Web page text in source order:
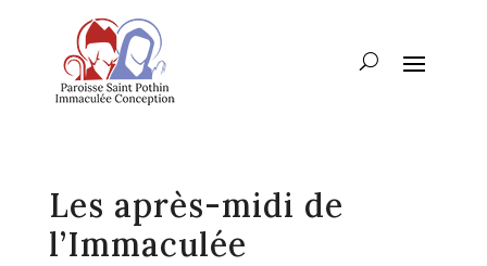
Les après-midi de
l’Immaculée